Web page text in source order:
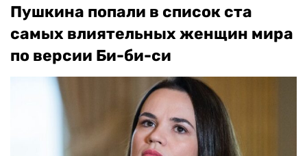
Пушкина попали в список ста
самых влиятельных женщин мира
по версии Би-би-си